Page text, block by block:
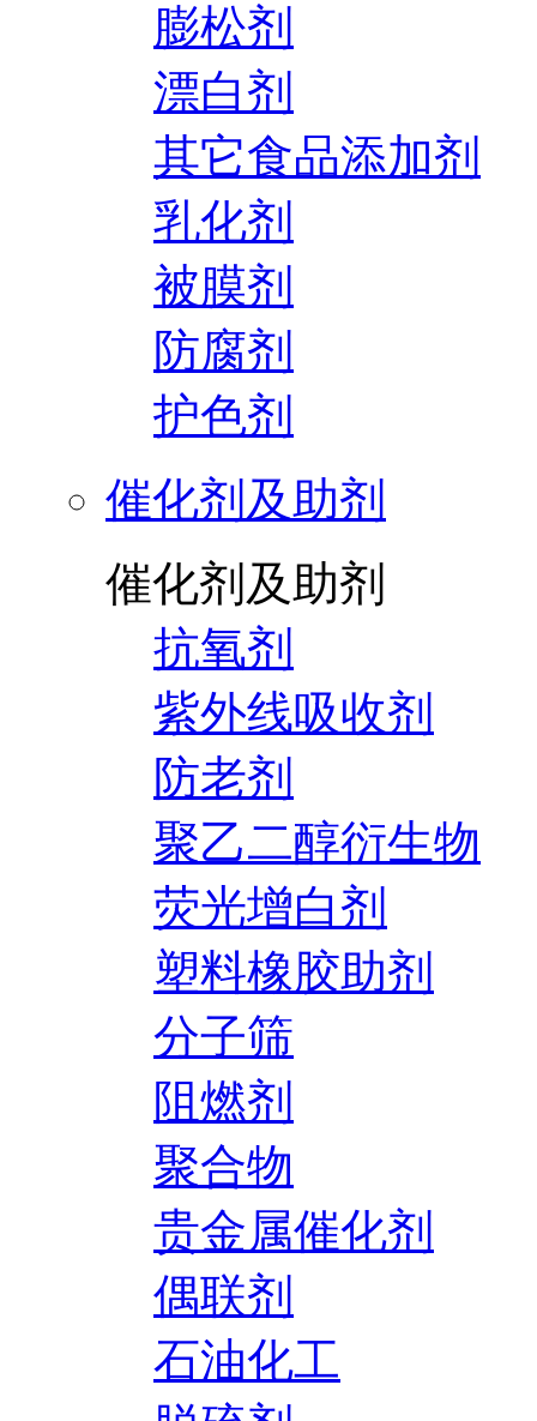
膨松剂
漂白剂
其它食品添加剂
乳化剂
被膜剂
防腐剂
护色剂
催化剂及助剂
催化剂及助剂
抗氧剂
紫外线吸收剂
防老剂
聚乙二醇衍生物
荧光增白剂
塑料橡胶助剂
分子筛
阻燃剂
聚合物
贵金属催化剂
偶联剂
石油化工